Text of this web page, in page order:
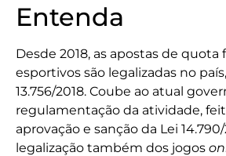
Entenda
Desde 2018, as apostas de
esportivos são legalizadas no
13.756/2018. Coube ao atual
regulamentação da atividade,
aprovação e sanção da Lei
legalização também dos jogos